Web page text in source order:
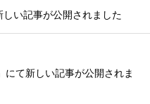
しい記事が公開されました
にて新しい記事が公開されま